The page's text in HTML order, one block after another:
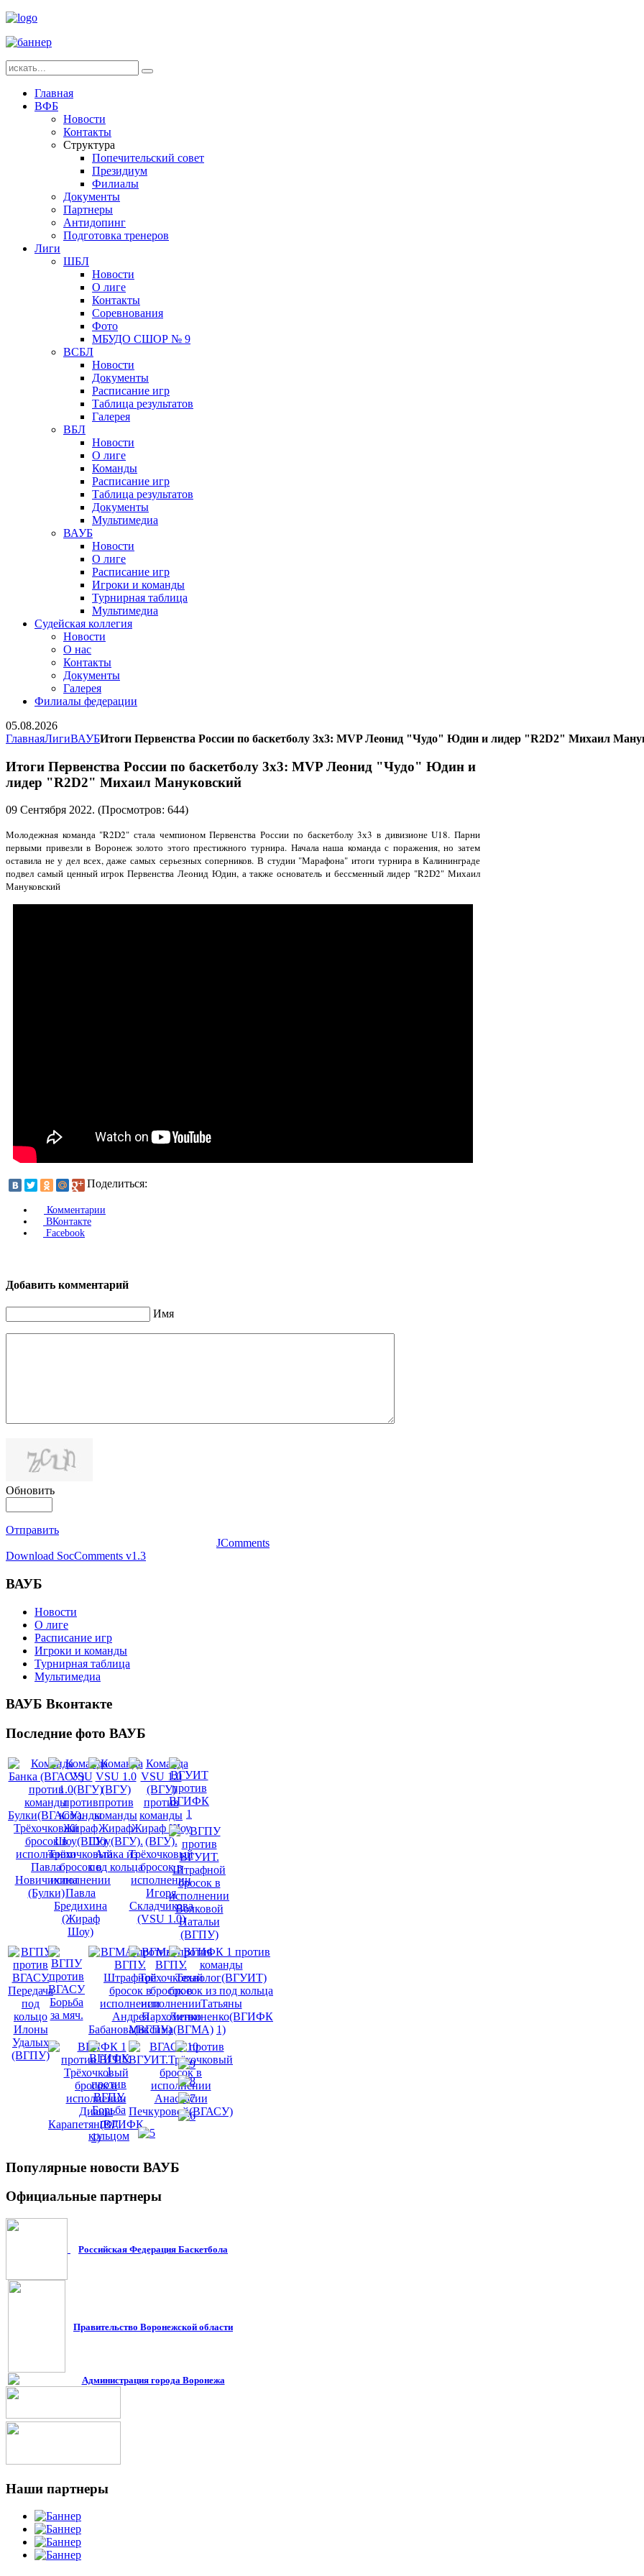
Главная
ВФБ
Новости
Контакты
Структура
Попечительский совет
Президиум
Филиалы
Документы
Партнеры
Антидопинг
Подготовка тренеров
Лиги
ШБЛ
Новости
О лиге
Контакты
Соревнования
Фото
МБУДО СШОР № 9
ВСБЛ
Новости
Документы
Расписание игр
Таблица результатов
Галерея
ВБЛ
Новости
О лиге
Команды
Расписание игр
Таблица результатов
Документы
Мультимедиа
ВАУБ
Новости
О лиге
Расписание игр
Игроки и команды
Турнирная таблица
Мультимедиа
Судейская коллегия
Новости
О нас
Контакты
Документы
Галерея
Филиалы федерации
05.08.2026
ГлавнаяЛигиВАУБИтоги Первенства России по баскетболу 3х3: MVP Леонид "Чудо" Юдин и лидер "R2D2" Михаил
Итоги Первенства России по баскетболу 3х3: MVP Леонид "Чудо" Юдин и
лидер "R2D2" Михаил Мануковский
09 Сентября 2022. (Просмотров: 644)
Молодежная команда "R2D2" стала чемпионом Первенства России по баскетболу 3х3 в дивизионе U18. Парни
первыми привезли в Воронеж золото этого престижного турнира. Начала наша команда с поражения, но затем
оставила не у дел всех, даже самых серьезных соперников. В студии "Марафона" итоги турнира в Калининграде
подвел самый ценный игрок Первенства Леонид Юдин, а также основатель и бессменный лидер "R2D2" Михаил
Мануковский
Поделиться:
Комментарии
ВКонтакте
Facebook
Добавить комментарий
Имя
Обновить
Отправить
JComments
Download SocComments v1.3
ВАУБ
Новости
О лиге
Расписание игр
Игроки и команды
Турнирная таблица
Мультимедиа
ВАУБ Вконтакте
Последние фото ВАУБ
Популярные новости ВАУБ
Официальные партнеры
Российская Федерация Баскетбола
Правительство Воронежской области
Администрация города Воронежа
Наши партнеры